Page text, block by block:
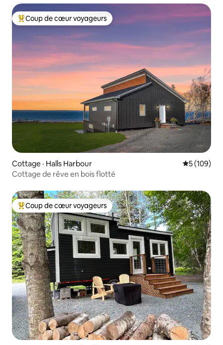
Coup de cœur voyageurs parmi les plus aimés
Coup de cœur voyageurs
Cottage · Halls Harbour Note
5 (109)
Cottage de rêve en bois flotté
Coup de cœur voyageurs parmi les plus aimés
Coup de cœur voyageurs